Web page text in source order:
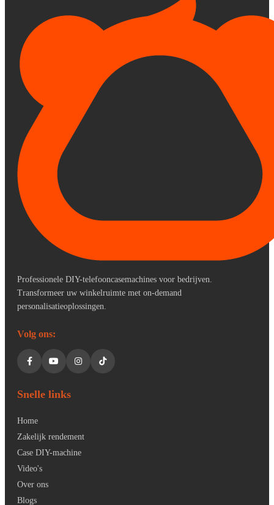
Professionele DIY-telefooncasemachines voor bedrijven.
Transformeer uw winkelruimte met on-demand
personalisatieoplossingen.
Volg ons:
Snelle links
Home
Zakelijk rendement
Case DIY-machine
Video's
Over ons
Blogs